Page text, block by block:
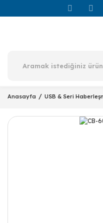
Anasayfa USB & Seri